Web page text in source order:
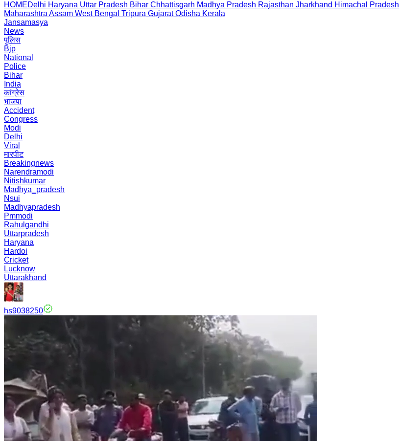
HOMEDelhi Haryana Uttar Pradesh Bihar Chhattisgarh Madhya Pradesh Rajasthan Jharkhand Himachal Pradesh
Maharashtra Assam West Bengal Tripura Gujarat Odisha Kerala
Jansamasya
News
पुलिस
Bjp
National
Police
Bihar
India
कांग्रेस
भाजपा
Accident
Congress
Modi
Delhi
Viral
मारपीट
Breakingnews
Narendramodi
Nitishkumar
Madhya_pradesh
Nsui
Madhyapradesh
Pmmodi
Rahulgandhi
Uttarpradesh
Haryana
Hardoi
Cricket
Lucknow
Uttarakhand
hs9038250